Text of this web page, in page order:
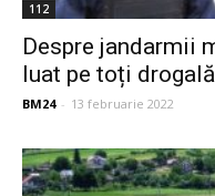
112
Despre jandarmii
luat pe toți
BM24 - 13 februarie 2022